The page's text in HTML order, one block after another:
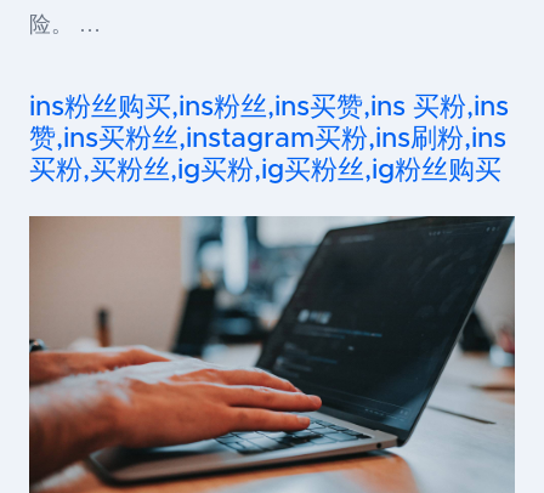
险。 …
ins粉丝购买,ins粉丝,ins买赞,ins 买粉,ins
赞,ins买粉丝,instagram买粉,ins刷粉,ins
买粉,买粉丝,ig买粉,ig买粉丝,ig粉丝购买